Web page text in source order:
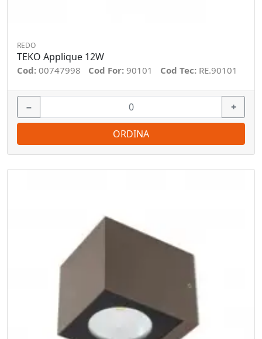
REDO
TEKO Applique 12W
Cod: 00747998 Cod For: 90101 Cod Tec: RE.90101
− +
ORDINA